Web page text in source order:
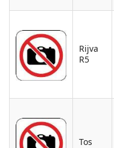
Rijva
R5
Tos